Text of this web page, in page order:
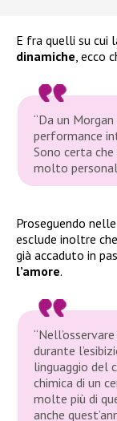
E fra quelli su cui
dinamiche, ecco
“Da un
performance
Sono certa
molto
Proseguendo
esclude inoltre
già accaduto in
l’amore.
durante
linguaggio del
chimica di un
molte più di
anche